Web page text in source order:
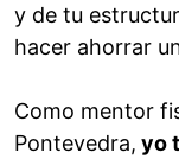
y de tu
hacer ahorrar
Como mentor
Pontevedra, yo